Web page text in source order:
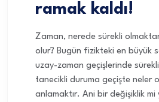
ramak kaldı!
Zaman, nerede sürekli
olur? Bugün fizikteki en büyük
uzay-zaman geçişlerinde
tanecikli duruma geçişte neler
anlamaktır. Ani bir değişiklik mi